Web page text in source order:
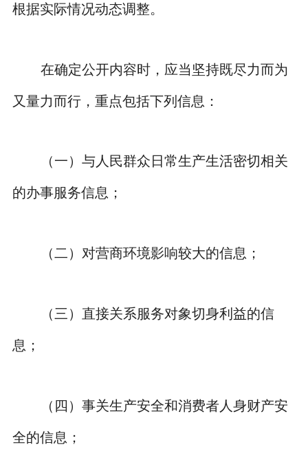
根据实际情况动态调整。
在确定公开内容时，应当坚持既尽力而为
又量力而行，重点包括下列信息：
（一）与人民群众日常生产生活密切相关
的办事服务信息；
（二）对营商环境影响较大的信息；
（三）直接关系服务对象切身利益的信
息；
（四）事关生产安全和消费者人身财产安
全的信息；